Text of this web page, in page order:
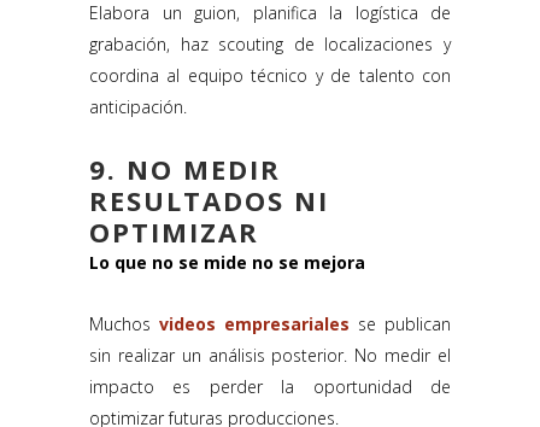
Elabora un guion, planifica la logística de
grabación, haz scouting de localizaciones y
coordina al equipo técnico y de talento con
anticipación.
9. NO MEDIR
RESULTADOS NI
OPTIMIZAR
Lo que no se mide no se mejora
Muchos videos empresariales se publican
sin realizar un análisis posterior. No medir el
impacto es perder la oportunidad de
optimizar futuras producciones.